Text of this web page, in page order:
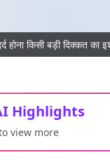
होना किसी बड़ी दिक्कत का
Highlights
view more